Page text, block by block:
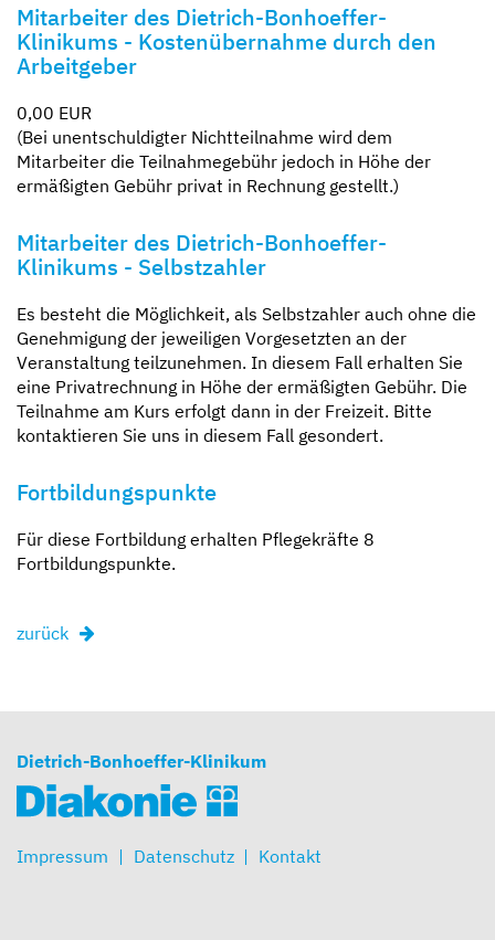
Mitarbeiter des Dietrich-Bonhoeffer-
Klinikums - Kostenübernahme durch den
Arbeitgeber
0,00 EUR
(Bei unentschuldigter Nichtteilnahme wird dem
Mitarbeiter die Teilnahmegebühr jedoch in Höhe der
ermäßigten Gebühr privat in Rechnung gestellt.)
Mitarbeiter des Dietrich-Bonhoeffer-
Klinikums - Selbstzahler
Es besteht die Möglichkeit, als Selbstzahler auch ohne die
Genehmigung der jeweiligen Vorgesetzten an der
Veranstaltung teilzunehmen. In diesem Fall erhalten Sie
eine Privatrechnung in Höhe der ermäßigten Gebühr. Die
Teilnahme am Kurs erfolgt dann in der Freizeit. Bitte
kontaktieren Sie uns in diesem Fall gesondert.
Fortbildungspunkte
Für diese Fortbildung erhalten Pflegekräfte 8
Fortbildungspunkte.
zurück
Dietrich-Bonhoeffer-Klinikum
Impressum Datenschutz Kontakt